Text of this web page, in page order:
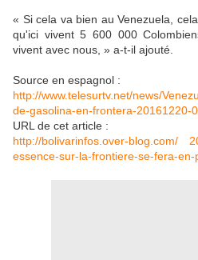
« Si cela va bien au Venezuela,
qu'ici vivent 5 600 000
vivent avec nous, » a-t-il ajouté.
Source en espagnol :
http://www.telesurtv.net/news/
de-gasolina-en-frontera-20161220-
URL de cet article :
http://bolivarinfos.over-blog.com/
essence-sur-la-frontiere-se-fera-en-